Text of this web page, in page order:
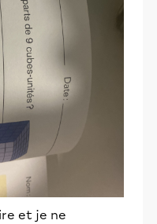
et je ne